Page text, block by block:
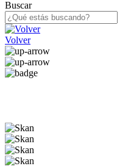
Buscar
Volver